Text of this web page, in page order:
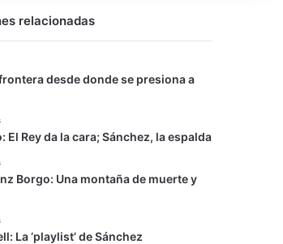
relacionadas
desde donde se presiona a
El Rey da la cara; Sánchez, la espalda
Borgo: Una montaña de muerte y
La ‘playlist’ de Sánchez